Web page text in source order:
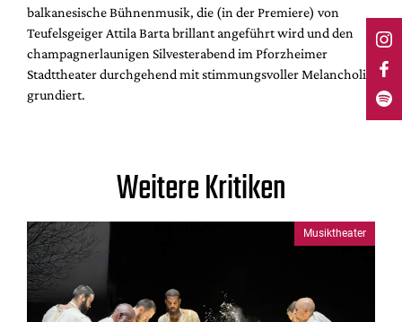
balkanesische Bühnenmusik, die (in der Premiere) von
Teufelsgeiger Attila Barta brillant angeführt wird und den
champagnerlaunigen Silvesterabend im Pforzheimer
Stadttheater durchgehend mit stimmungsvoller Melancholie
grundiert.
Weitere Kritiken
Musiktheater